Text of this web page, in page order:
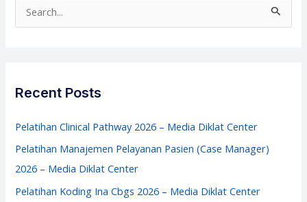
Rumah
Diklat
e
f
o
r
Recent Posts
Pelatihan Clinical Pathway 2026 – Media Diklat Center
Pelatihan Manajemen Pelayanan Pasien (Case Manager)
2026 – Media Diklat Center
Pelatihan Koding Ina Cbgs 2026 – Media Diklat Center